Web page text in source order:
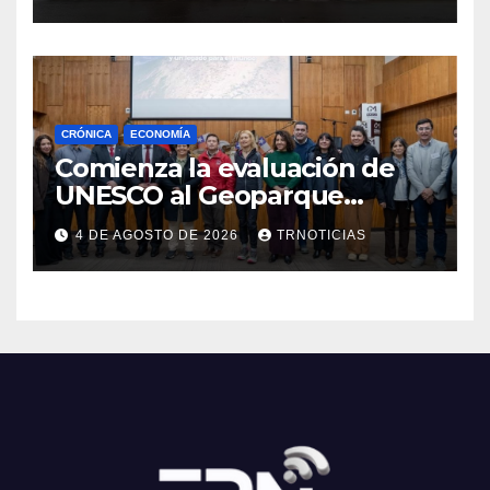
CRÓNICA ECONOMÍA
Comienza la evaluación de
UNESCO al Geoparque
Aspirante Pillanmapu en el
Maule
4 DE AGOSTO DE 2026 TRNOTICIAS